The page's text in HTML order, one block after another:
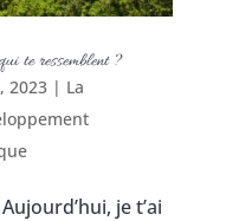
te ressemblent ?
2023| La
Aujourd’hui, je t’ai